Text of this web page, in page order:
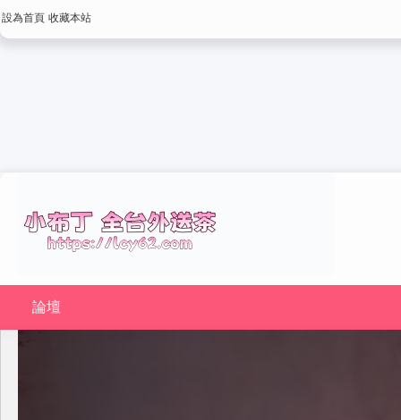
設為首頁 收藏本站
論壇